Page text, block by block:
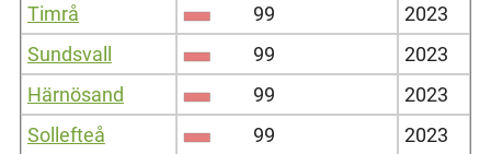
Timrå
99
2023
Sundsvall
99
2023
Härnösand
99
2023
Sollefteå
99
2023